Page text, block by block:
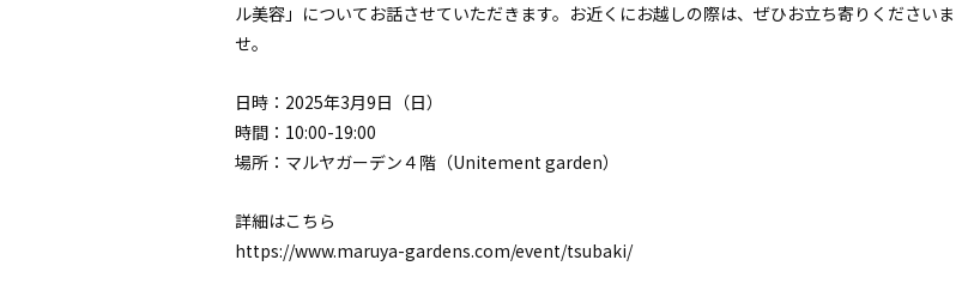
ル美容」についてお話させていただきます。お近くにお越しの際は、ぜひお立ち寄りくださいま
せ。
日時：2025年3月9日（日）
時間：10:00-19:00
場所：マルヤガーデン４階（Unitement garden）
詳細はこちら
https://www.maruya-gardens.com/event/tsubaki/